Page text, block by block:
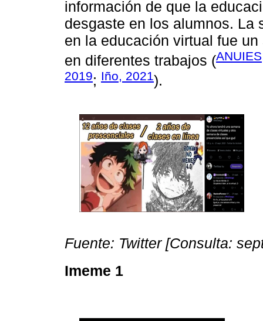
información de que la
desgaste en los alumnos. La
en la educación virtual fue
en diferentes trabajos (
2019; Iño, 2021).
Fuente: Twitter [Consulta:
Imeme 1